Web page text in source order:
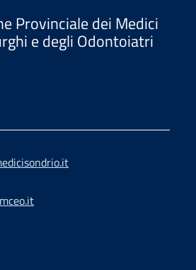
Provinciale dei Medici
e degli Odontoiatri